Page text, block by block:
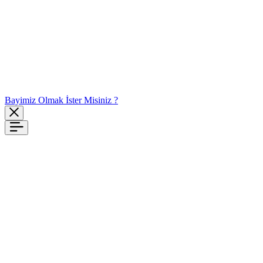
Bayimiz Olmak İster Misiniz ?